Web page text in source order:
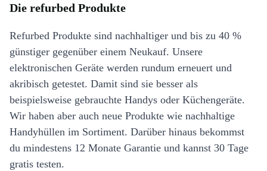
Die refurbed Produkte
Refurbed Produkte sind nachhaltiger und bis zu 40 %
günstiger gegenüber einem Neukauf. Unsere
elektronischen Geräte werden rundum erneuert und
akribisch getestet. Damit sind sie besser als
beispielsweise gebrauchte Handys oder Küchengeräte.
Wir haben aber auch neue Produkte wie nachhaltige
Handyhüllen im Sortiment. Darüber hinaus bekommst
du mindestens 12 Monate Garantie und kannst 30 Tage
gratis testen.